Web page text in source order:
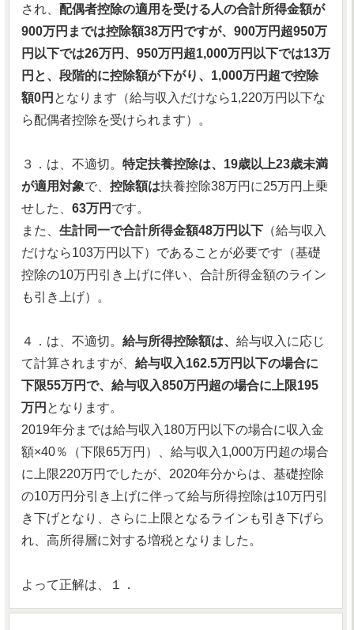
され、 配偶者控除の適用を受ける人の合計所得金額が
900万円までは控除額38万円ですが、900万円超950万
円以下では26万円、950万円超1,000万円以下では13万
円と、段階的に控除額が下がり、1,000万円超で控除
額0円 となります（給与収入だけなら1,220万円以下な
ら配偶者控除を受けられます）。
３．は、不適切。 特定扶養控除は、19歳以上23歳未満
が適用対象で、 控除額は扶養控除38万円に25万円上乗
せした、 63万円 です。
また、 生計同一で合計所得金額48万円以下 （給与収入
だけなら103万円以下）であることが必要です（基礎
控除の10万円引き上げに伴い、合計所得金額のライン
も引き上げ）。
４．は、不適切。 給与所得控除額は、 給与収入に応じ
て計算されますが、 給与収入162.5万円以下の場合に
下限55万円で、給与収入850万円超の場合に上限195
万円 となります。
2019年分までは給与収入180万円以下の場合に収入金
額×40％（下限65万円）、給与収入1,000万円超の場合
に上限220万円でしたが、2020年分からは、基礎控除
の10万円分引き上げに伴って給与所得控除は10万円引
き下げとなり、さらに上限となるラインも引き下げら
れ、高所得層に対する増税となりました。
よって正解は、１．